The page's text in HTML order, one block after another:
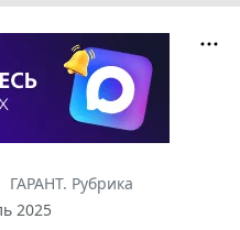
ГАРАНТ. Рубрика
2025